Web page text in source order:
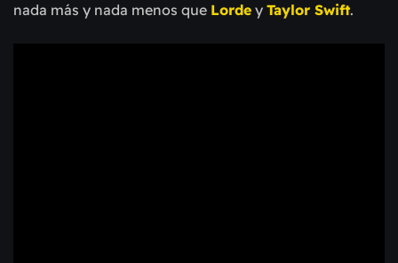
nada más y nada menos que Lorde y Taylor Swift.